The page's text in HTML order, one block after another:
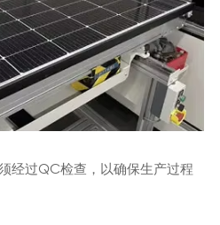
经过QC检查，以确保生产过程